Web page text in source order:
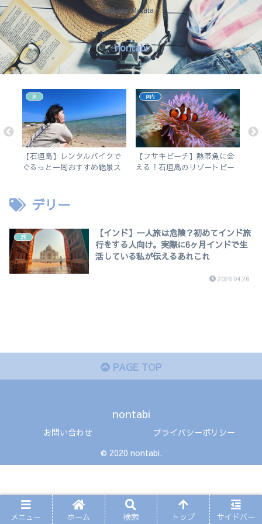
Hakuna Matata !
nontabi
旅
【石垣島】レンタルバイクで
ぐるっと一周おすすめ絶景ス
国内
【フサキビーチ】熱帯魚に会
える！石垣島のリゾートビー
デリー
旅
【インド】一人旅は危険？初めてインド旅
行をする人向け。実際に6ヶ月インドで生
活している私が伝えるあれこれ
2026.04.26
PAGE TOP
nontabi
お問い合わせ
プライバシーポリシー
© 2020 nontabi.
メニュー ホーム 検索 トップ サイドバー